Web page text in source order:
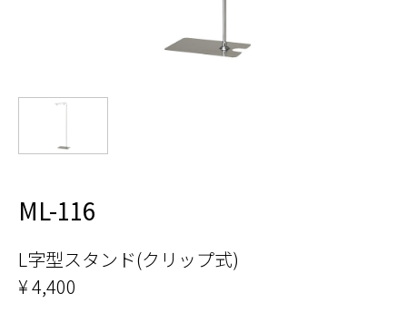
ML-116
L字型スタンド(クリップ式)
¥ 4,400